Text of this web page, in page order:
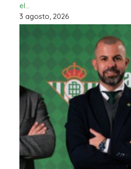
el…
3 agosto, 2026